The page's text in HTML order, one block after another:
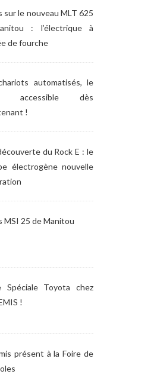
sur le nouveau MLT 625
: l’électrique à
de fourche
automatisés, le
accessible dès
!
du Rock E : le
électrogène nouvelle
MSI 25 de Manitou
Spéciale Toyota chez
!
présent à la Foire de